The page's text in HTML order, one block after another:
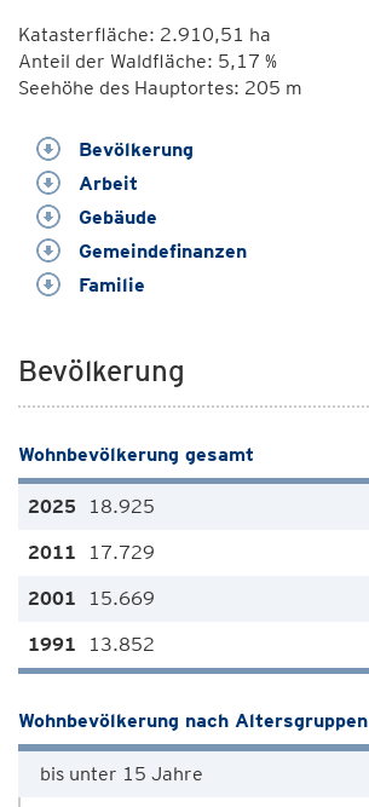
Katasterfläche: 2.910,51 ha
Anteil der Waldfläche: 5,17 %
Seehöhe des Hauptortes: 205 m
Bevölkerung
Arbeit
Gebäude
Gemeindefinanzen
Familie
Bevölkerung
Wohnbevölkerung gesamt
18.925
17.729
15.669
13.852
Wohnbevölkerung nach Altersgruppen
bis unter 15 Jahre